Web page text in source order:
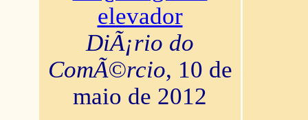
elevador
DiÃ¡rio do
ComÃ©rcio, 10 de
maio de 2012